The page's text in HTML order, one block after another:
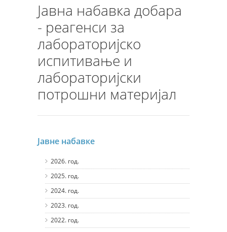
Јавна набавка добара
- реагенси за
лабораторијско
испитивање и
лабораторијски
потрошни материјал
Јавне набавке
2026. год.
2025. год.
2024. год.
2023. год.
2022. год.